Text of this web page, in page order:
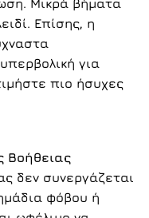
Μικρά βήματα
Επίσης, η
για
πιο ήσυχες
Βοήθειας
δεν συνεργάζεται
φόβου ή